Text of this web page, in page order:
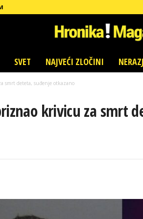
SVET NAJVEĆI ZLOČINI
smrt deteta, suđenje otkazano
krivicu za smrt